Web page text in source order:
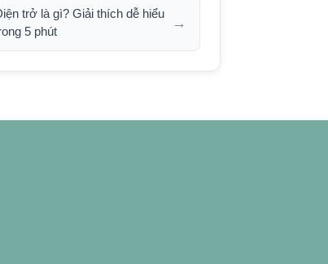
trở là gì? Giải thích dễ hiểu
5 phút
→